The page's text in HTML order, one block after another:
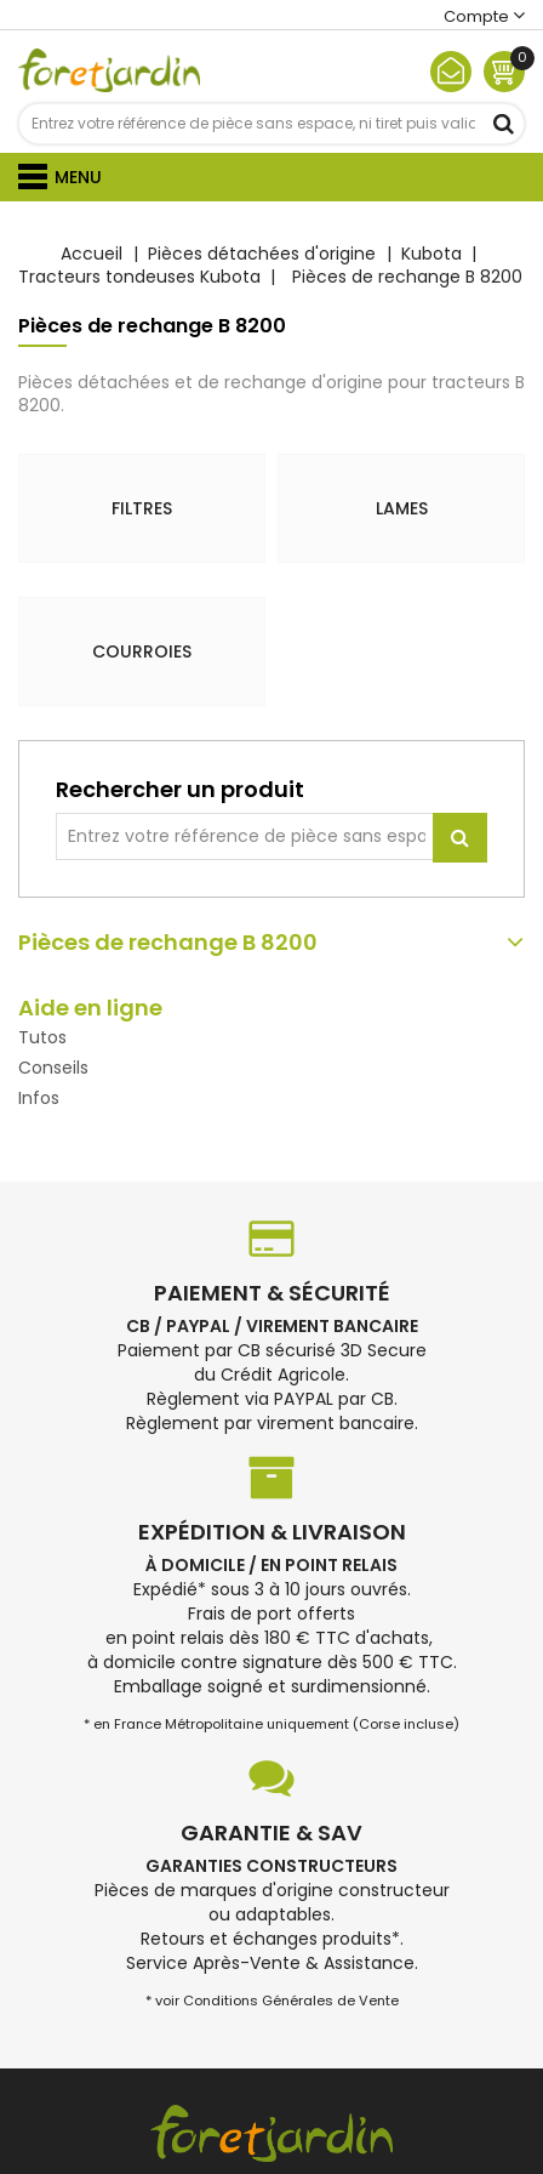
Compte
0
MENU
Accueil Pièces détachées d'origine
Kubota
Tracteurs tondeuses Kubota
Pièces de rechange B 8200
Pièces de rechange B 8200
Pièces détachées et de rechange d'origine pour tracteurs B
8200.
FILTRES LAMES
COURROIES
Rechercher un produit
Pièces de rechange B 8200
Aide en ligne
Tutos
Conseils
Infos
PAIEMENT & SÉCURITÉ
CB / PAYPAL / VIREMENT BANCAIRE
Paiement par CB sécurisé 3D Secure
du Crédit Agricole.
Règlement via PAYPAL par CB.
Règlement par virement bancaire.
EXPÉDITION & LIVRAISON
À DOMICILE / EN POINT RELAIS
Expédié* sous 3 à 10 jours ouvrés.
Frais de port offerts
en point relais dès 180 € TTC d'achats,
à domicile contre signature dès 500 € TTC.
Emballage soigné et surdimensionné.
* en France Métropolitaine uniquement (Corse incluse)
GARANTIE & SAV
GARANTIES CONSTRUCTEURS
Pièces de marques d'origine constructeur
ou adaptables.
Retours et échanges produits*.
Service Après-Vente & Assistance.
* voir Conditions Générales de Vente